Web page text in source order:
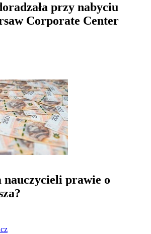
przy nabyciu
Corporate Center
nauczycieli prawie o